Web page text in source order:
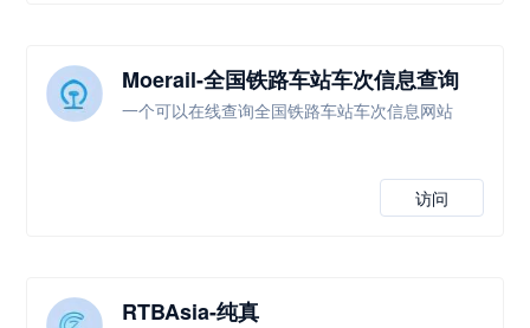
Moerail-全国铁路车站车次信息查询
一个可以在线查询全国铁路车站车次信息网站
访问
RTBAsia-纯真